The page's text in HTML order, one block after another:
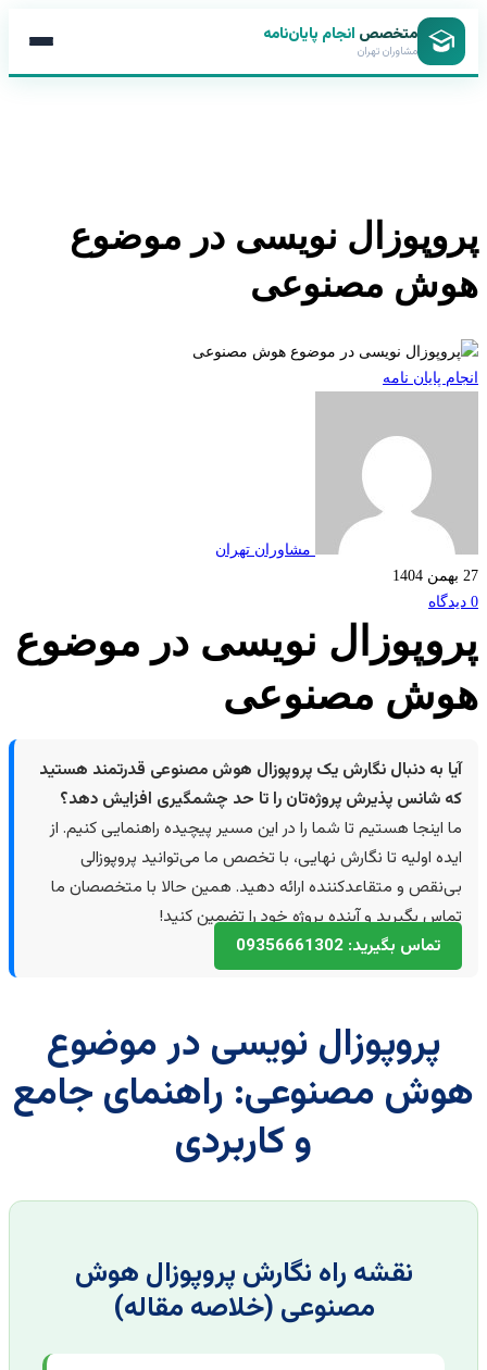
متخصصانجام پایان‌نامه
مشاوران تهران
نویسی در موضوع
مصنوعی
پایان نامه
مشاوران تهران
نویسی در موضوع
مصنوعی
به دنبال نگارش یک پروپوزال هوش مصنوعی قدرتمند هستید
شانس پذیرش پروژه‌تان را تا حد چشمگیری افزایش دهد؟
اینجا هستیم تا شما را در این مسیر پیچیده راهنمایی کنیم. از
اولیه تا نگارش نهایی، با تخصص ما می‌توانید پروپوزالی
و متقاعدکننده ارائه دهید. همین حالا با متخصصان ما
بگیرید و آینده پروژه خود را تضمین کنید!
تماس بگیرید: 09356661302
پروپوزال نویسی در موضوع
مصنوعی: راهنمای جامع
و کاربردی
نقشه راه نگارش پروپوزال هوش
مصنوعی (خلاصه مقاله)